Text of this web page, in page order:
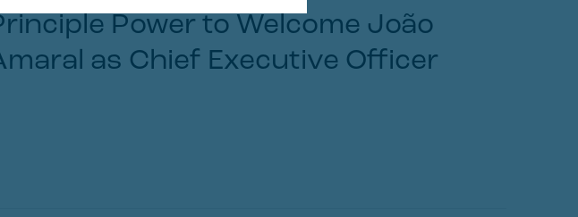
Power to Welcome João
as Chief Executive Officer